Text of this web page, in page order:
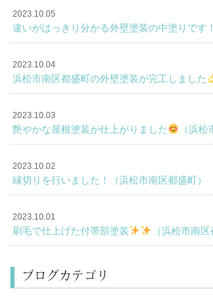
2023.10.05
違いがはっきり分かる外壁塗装の中塗りです
2023.10.04
浜松市南区都盛町の外壁塗装が完工しました
2023.10.03
艶やかな屋根塗装が仕上がりました （浜松
2023.10.02
縁切りを行いました！（浜松市南区都盛町）
2023.10.01
刷毛で仕上げた付帯部塗装 （浜松市南区
ブログカテゴリ